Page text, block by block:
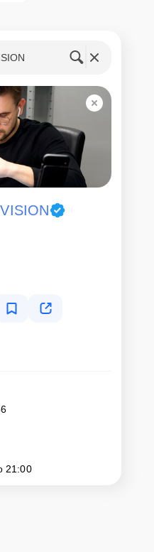
согласовать удобное время и
за
полную ответственность за
личных данных на
в соответствии с
бесперебойного
линии: +7 (495) 324-63-10.
подскажут с
оформят выезд мастера в
21:00